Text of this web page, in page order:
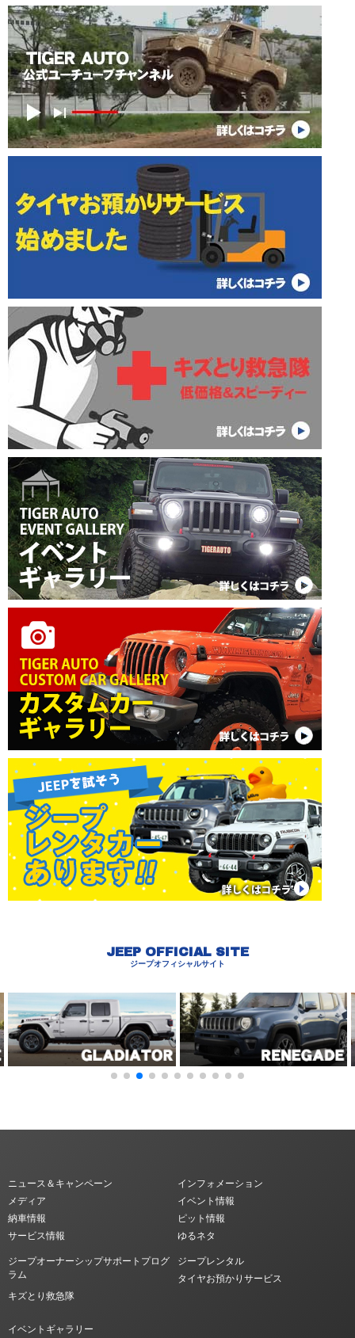
JEEP OFFICIAL SITE
ジープオフィシャルサイト
ニュース＆キャンペーン
インフォメーション
メディア
イベント情報
納車情報
ピット情報
サービス情報
ゆるネタ
ジープオーナーシップサポートプログ
ラム
ジープレンタル
タイヤお預かりサービス
キズとり救急隊
イベントギャラリー